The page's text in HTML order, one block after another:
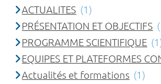
ACTUALITES (1)
PRÉSENTATION ET OBJECTIFS
PROGRAMME SCIENTIFIQUE
EQUIPES ET PLATEFORMES
Actualités et formations (1)